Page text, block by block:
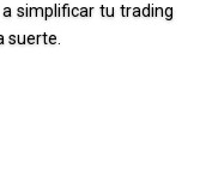
simplificar tu trading
suerte.